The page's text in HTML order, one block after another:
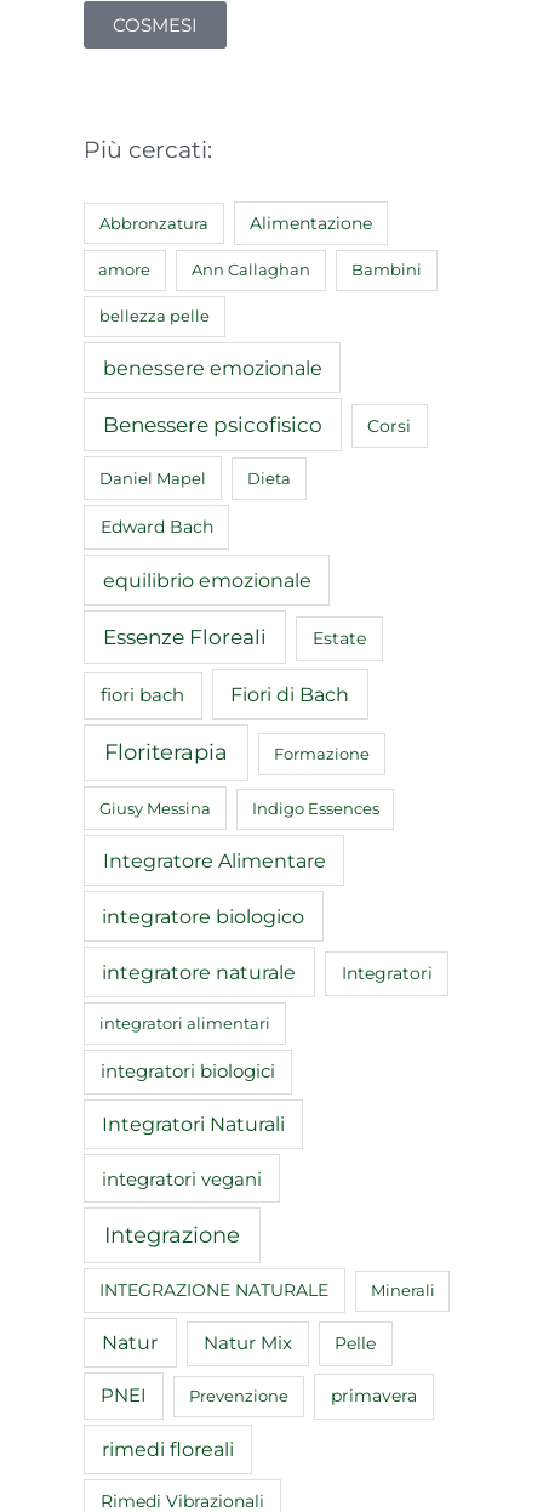
COSMESI
Più cercati:
Abbronzatura Alimentazione
amore Ann Callaghan Bambini
bellezza pelle
benessere emozionale
Benessere psicofisico Corsi
Daniel Mapel Dieta
Edward Bach
equilibrio emozionale
Essenze Floreali Estate
fiori bach Fiori di Bach
Floriterapia Formazione
Giusy Messina Indigo Essences
Integratore Alimentare
integratore biologico
integratore naturale Integratori
integratori alimentari
integratori biologici
Integratori Naturali
integratori vegani
Integrazione
INTEGRAZIONE NATURALE Minerali
Natur Natur Mix Pelle
PNEI Prevenzione primavera
rimedi floreali
Rimedi Vibrazionali